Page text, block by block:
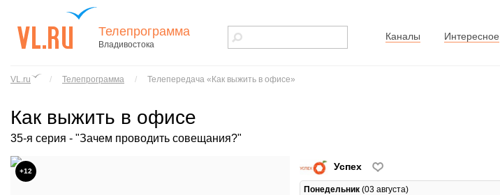
города
Владивостока
Телепрограмма
Владивостока
Каналы Интересное
VL.ru / Телепрограмма / Телепередача «Как выжить в офисе»
Как выжить в офисе
35-я серия - "Зачем проводить совещания?"
+12 Успех
Понедельник (03 августа)